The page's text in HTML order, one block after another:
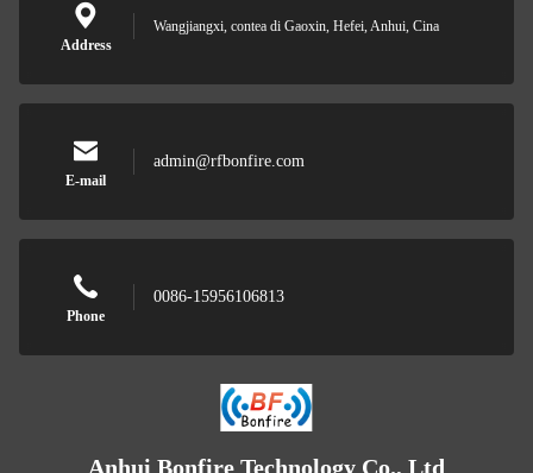
Address
Wangjiangxi, contea di Gaoxin, Hefei, Anhui, Cina
E-mail
admin@rfbonfire.com
Phone
0086-15956106813
Anhui Bonfire Technology Co., Ltd